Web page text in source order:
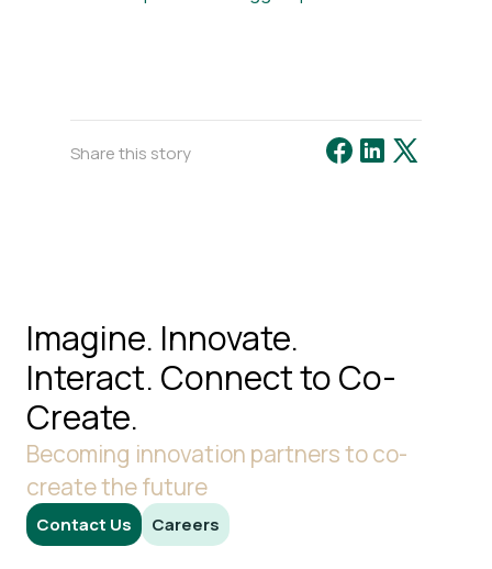
Share this story
Imagine. Innovate.
Interact. Connect to Co-
Create.
Becoming innovation partners to co-
create the future
Contact Us Careers